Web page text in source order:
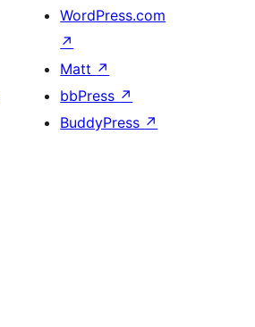
WordPress.com
↗
Matt ↗
bbPress ↗
BuddyPress ↗